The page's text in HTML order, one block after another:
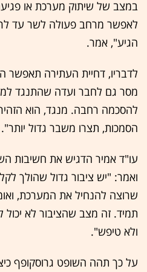
במצב של שיתוק מערכת או
לאפשר מרחב פעולה לשר עד
הגיע", אמר.
לדבריו, דחיית העתירה תאפשר
מסר גם לחבר ועדה שהתנגד
להסכמה רחבה. מנגד, הוא
הסמכות, תצרו משבר גדול יותר".
עו"ד אמיר הדגיש את חשיבות
ואמר: "יש ציבור גדול שהולך
שרוצה להנחיל את המערכת,
תמיד. זה מצב שהציבור לא יכול
ולא טיפש".
על כך תהה השופט גרוסקופף